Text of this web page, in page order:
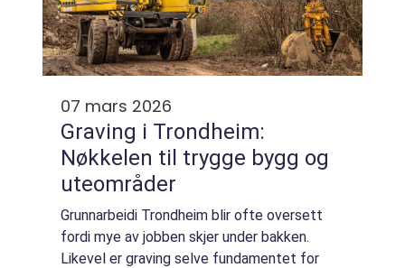
07 mars 2026
Graving i Trondheim:
Nøkkelen til trygge bygg og
uteområder
Grunnarbeidi Trondheim blir ofte oversett
fordi mye av jobben skjer under bakken.
Likevel er graving selve fundamentet for